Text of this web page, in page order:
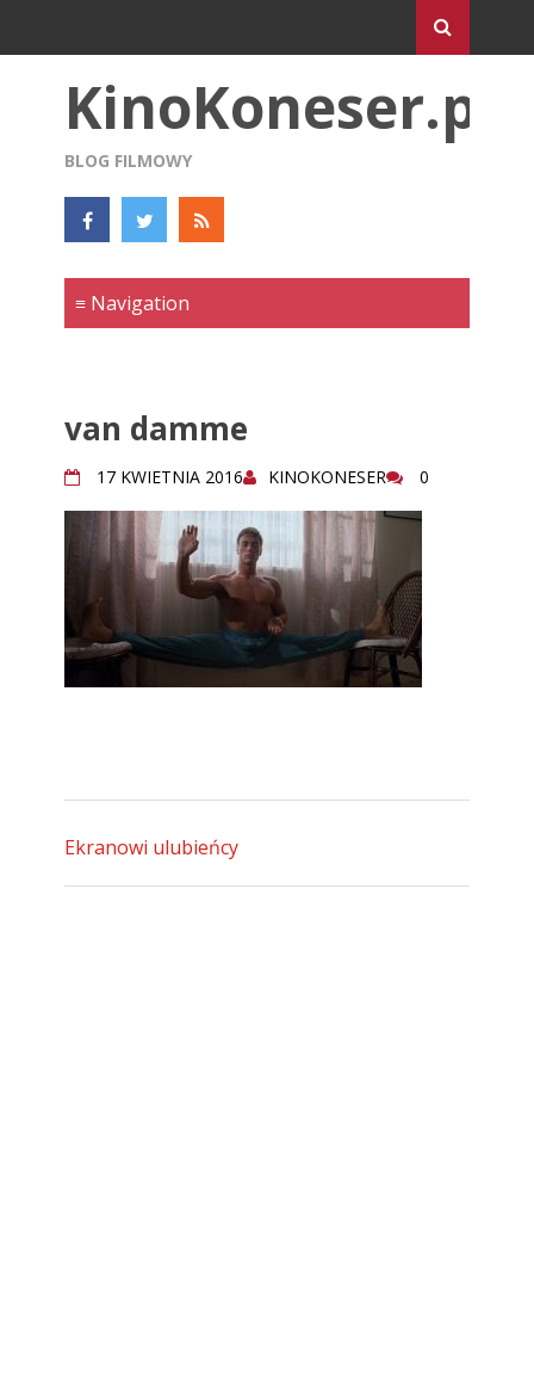
KinoKoneser.pl
BLOG FILMOWY
van damme
17 KWIETNIA 2016 KINOKONESER 0
Ekranowi ulubieńcy